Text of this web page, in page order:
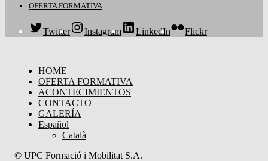
OFERTA FORMATIVA
Twitter Instagram LinkedIn Flickr
HOME
OFERTA FORMATIVA
ACONTECIMIENTOS
CONTACTO
GALERÍA
Español
Català
© UPC Formació i Mobilitat S.A.